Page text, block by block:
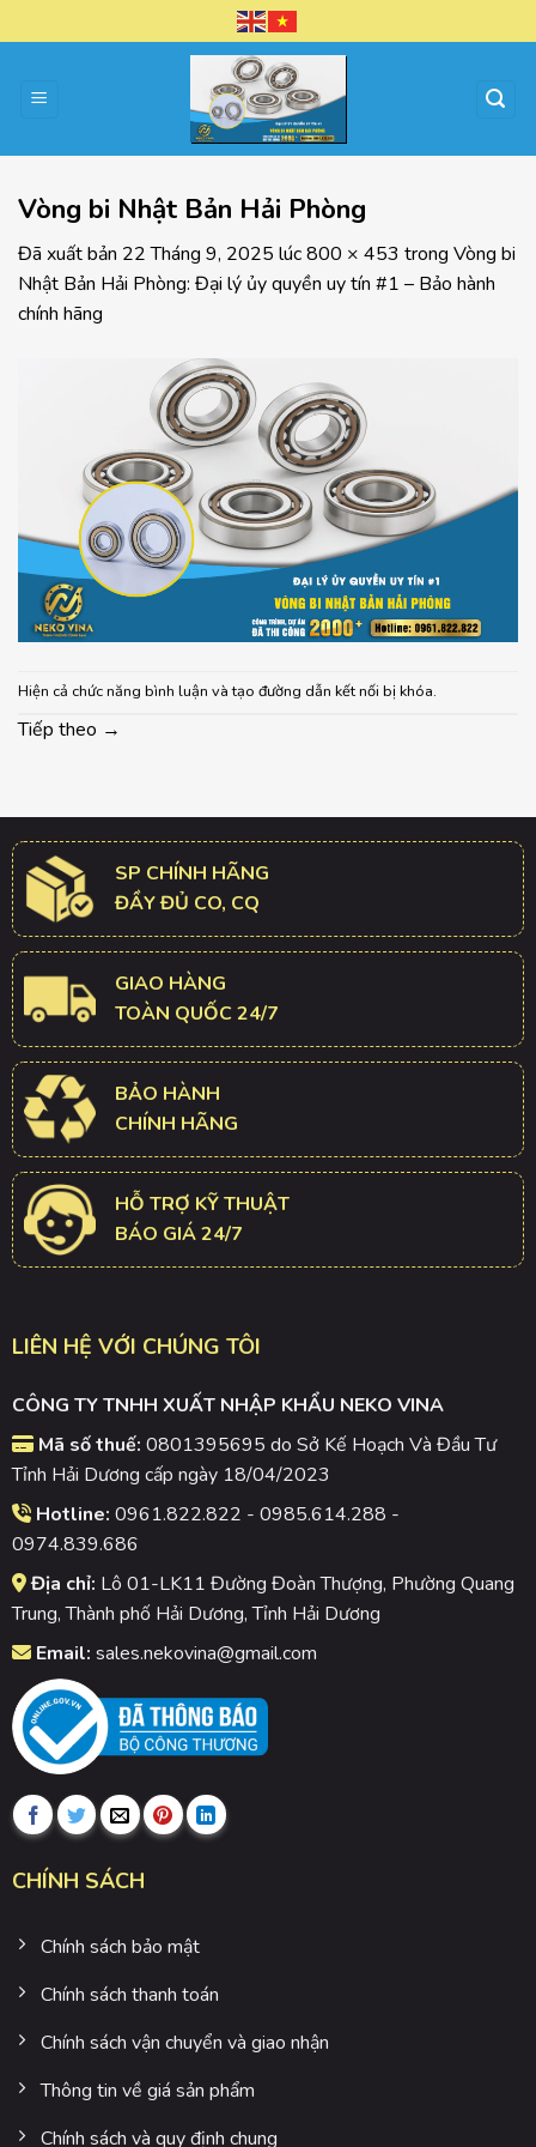
đến
dung
Vòng bi Nhật Bản Hải Phòng
Đã xuất bản 22 Tháng 9, 2025 lúc800 × 453 trong Vòng bi
Nhật Bản Hải Phòng: Đại lý ủy quyền uy tín #1 – Bảo hành
chính hãng
Hiện cả chức năng bình luận và tạo đường dẫn kết nối bị khóa.
Tiếp theo →
SP CHÍNH HÃNG
ĐẦY ĐỦ CO, CQ
GIAO HÀNG
TOÀN QUỐC 24/7
BẢO HÀNH
CHÍNH HÃNG
HỖ TRỢ KỸ THUẬT
BÁO GIÁ 24/7
LIÊN HỆ VỚI CHÚNG TÔI
CÔNG TY TNHH XUẤT NHẬP KHẨU NEKO VINA
Mã số thuế: 0801395695 do Sở Kế Hoạch Và Đầu Tư
Tỉnh Hải Dương cấp ngày 18/04/2023
Hotline: 0961.822.822 - 0985.614.288 -
0974.839.686
Địa chỉ: Lô 01-LK11 Đường Đoàn Thượng, Phường Quang
Trung, Thành phố Hải Dương, Tỉnh Hải Dương
Email: sales.nekovina@gmail.com
CHÍNH SÁCH
Chính sách bảo mật
Chính sách thanh toán
Chính sách vận chuyển và giao nhận
Thông tin về giá sản phẩm
Chính sách và quy định chung